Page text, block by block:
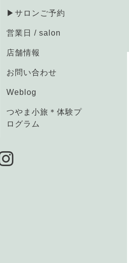
▶サロンご予約
営業日 / salon
店舗情報
お問い合わせ
Weblog
つやま小旅＊体験プ
ログラム